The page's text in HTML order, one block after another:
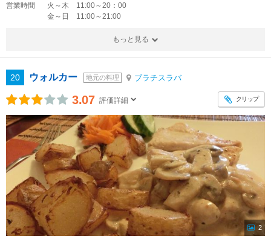
営業時間
火～木 11:00～20：00
金～日 11:00～21:00
もっと見る
20 ウォルカー 地元の料理 ブラチスラバ
3.07 評価詳細 クリップ
2